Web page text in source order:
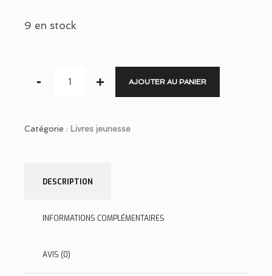
9 en stock
AJOUTER AU PANIER
Catégorie : Livres jeunesse
DESCRIPTION
INFORMATIONS COMPLÉMENTAIRES
AVIS (0)